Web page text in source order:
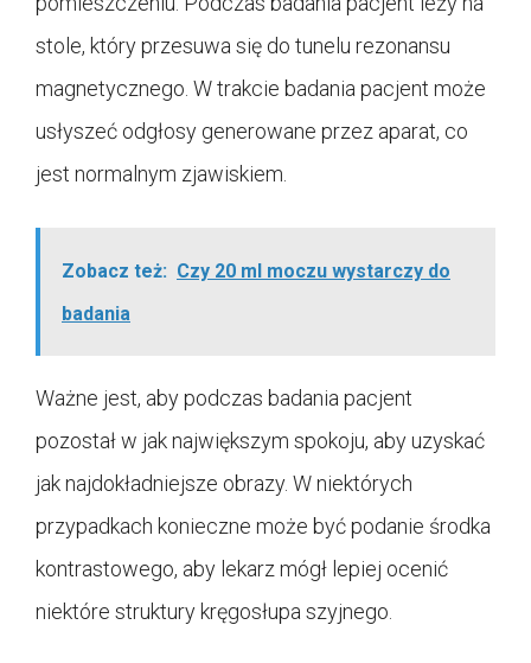
stole, który przesuwa się do tunelu rezonansu
magnetycznego. W trakcie badania pacjent może
usłyszeć odgłosy generowane przez aparat, co
jest normalnym zjawiskiem.
Zobacz też: Czy 20 ml moczu wystarczy do
badania
Ważne jest, aby podczas badania pacjent
pozostał w jak największym spokoju, aby uzyskać
jak najdokładniejsze obrazy. W niektórych
przypadkach konieczne może być podanie środka
kontrastowego, aby lekarz mógł lepiej ocenić
niektóre struktury kręgosłupa szyjnego.